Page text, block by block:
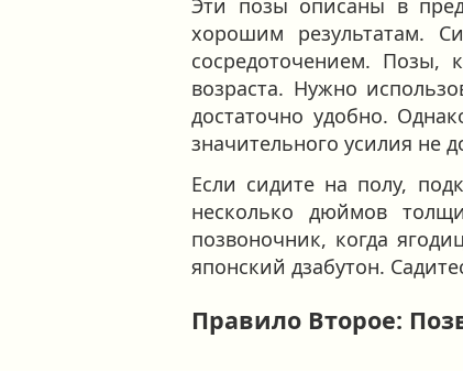
хорошим результатам.
сосредоточением. Позы,
возраста. Нужно
достаточно удобно.
значительного усилия не
Если сидите на полу,
несколько дюймов
позвоночник, когда
японский дзабутон.
Правило Второе: